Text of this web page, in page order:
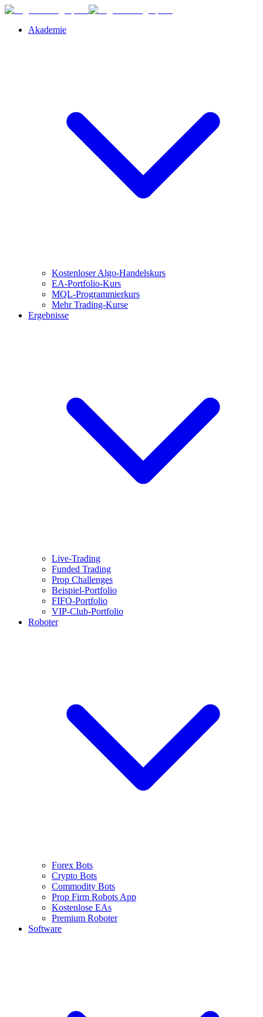
Akademie
Kostenloser Algo-Handelskurs
EA-Portfolio-Kurs
MQL-Programmierkurs
Mehr Trading-Kurse
Ergebnisse
Live-Trading
Funded Trading
Prop Challenges
Beispiel-Portfolio
FIFO-Portfolio
VIP-Club-Portfolio
Roboter
Forex Bots
Crypto Bots
Commodity Bots
Prop Firm Robots App
Kostenlose EAs
Premium Roboter
Software